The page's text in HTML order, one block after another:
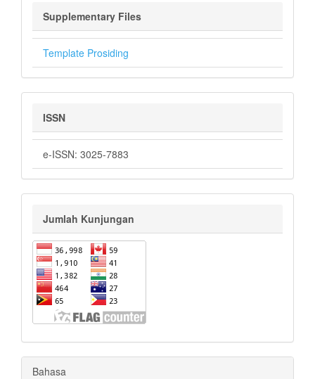
Supplementary Files
Template Prosiding
ISSN
e-ISSN: 3025-7883
Jumlah Kunjungan
Bahasa